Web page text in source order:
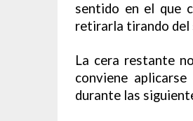
sentido en el que
retirarla tirando
La cera restante
conviene
durante las